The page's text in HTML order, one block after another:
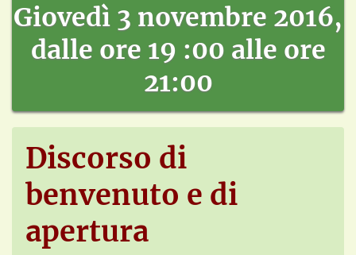
Giovedì 3 novembre 2016,
dalle ore 19 :00 alle ore
21:00
Discorso di
benvenuto e di
apertura